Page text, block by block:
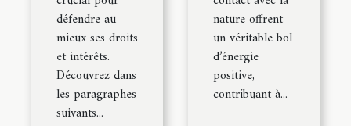
défendre au
mieux ses droits
et intérêts.
Découvrez dans
les paragraphes
suivants...
nature offrent
un véritable bol
d’énergie
positive,
contribuant à...